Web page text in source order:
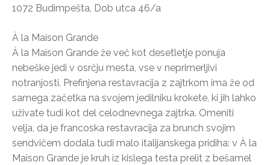
1072 Budimpešta, Dob utca 46/a
À la Maison Grande
À la Maison Grande že več kot desetletje ponuja
nebeške jedi v osrčju mesta, vse v neprimerljivi
notranjosti. Prefinjena restavracija z zajtrkom ima že od
samega začetka na svojem jedilniku krokete, ki jih lahko
uživate tudi kot del celodnevnega zajtrka. Omeniti
velja, da je francoska restavracija za brunch svojim
sendvičem dodala tudi malo italijanskega pridiha: v À la
Maison Grande je kruh iz kislega testa prelit z bešamel